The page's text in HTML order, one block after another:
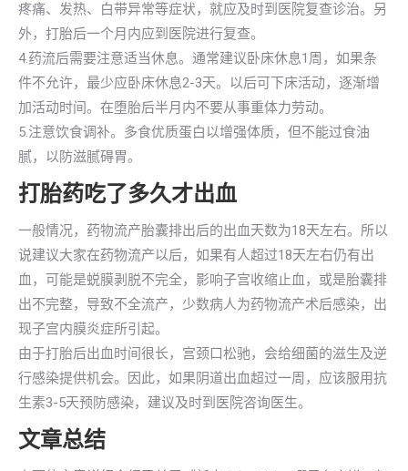
疼痛、发热、白带异常等症状，就应及时到医院复查诊治。另
外，打胎后一个月内应到医院进行复查。
4.药流后需要注意适当休息。通常建议卧床休息1周，如果条
件不允许，最少应卧床休息2-3天。以后可下床活动，逐渐增
加活动时间。在堕胎后半月内不要从事重体力劳动。
5.注意饮食调补。多食优质蛋白以增强体质，但不能过食油
腻，以防滋腻碍胃。
打胎药吃了多久才出血
一般情况，药物流产胎囊排出后的出血天数为18天左右。所以
说建议大家在药物流产以后，如果有人超过18天左右仍有出
血，可能是蜕膜剥脱不完全，影响子宫收缩止血，或是胎囊排
出不完整，导致不全流产，少数病人为药物流产术后感染，出
现子宫内膜炎症所引起。
由于打胎后出血时间很长，宫颈口松驰，会给细菌的滋生及逆
行感染提供机会。因此，如果阴道出血超过一周，应该服用抗
生素3-5天预防感染，建议及时到医院咨询医生。
文章总结